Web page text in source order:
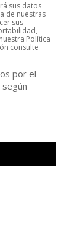
sus datos
de nuestras
sus
Política
consulte
por el